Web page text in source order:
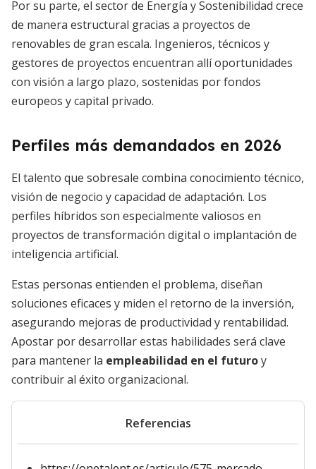
Por su parte, el sector de Energía y Sostenibilidad crece
de manera estructural gracias a proyectos de
renovables de gran escala. Ingenieros, técnicos y
gestores de proyectos encuentran allí oportunidades
con visión a largo plazo, sostenidas por fondos
europeos y capital privado.
Perfiles más demandados en 2026
El talento que sobresale combina conocimiento técnico,
visión de negocio y capacidad de adaptación. Los
perfiles híbridos son especialmente valiosos en
proyectos de transformación digital o implantación de
inteligencia artificial.
Estas personas entienden el problema, diseñan
soluciones eficaces y miden el retorno de la inversión,
asegurando mejoras de productividad y rentabilidad.
Apostar por desarrollar estas habilidades será clave
para mantener la empleabilidad en el futuroy
contribuir al éxito organizacional.
Referencias